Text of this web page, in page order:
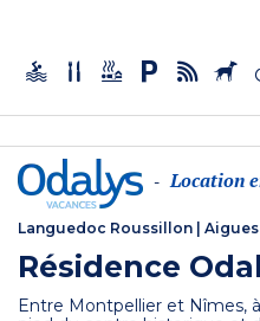
- Location
Languedoc Roussillon |
Résidence
Entre Montpellier et Nîmes,